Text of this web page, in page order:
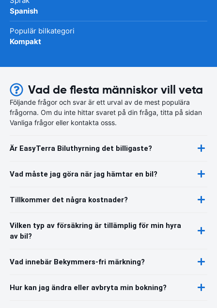
Spanish
Populär bilkategori
Kompakt
Vad de flesta människor vill veta
Följande frågor och svar är ett urval av de mest populära
frågorna. Om du inte hittar svaret på din fråga, titta på sidan
Vanliga frågor eller kontakta osss.
Är EasyTerra Biluthyrning det billigaste?
Vad måste jag göra när jag hämtar en bil?
Tillkommer det några kostnader?
Vilken typ av försäkring är tillämplig för min hyra
av bil?
Vad innebär Bekymmers-fri märkning?
Hur kan jag ändra eller avbryta min bokning?